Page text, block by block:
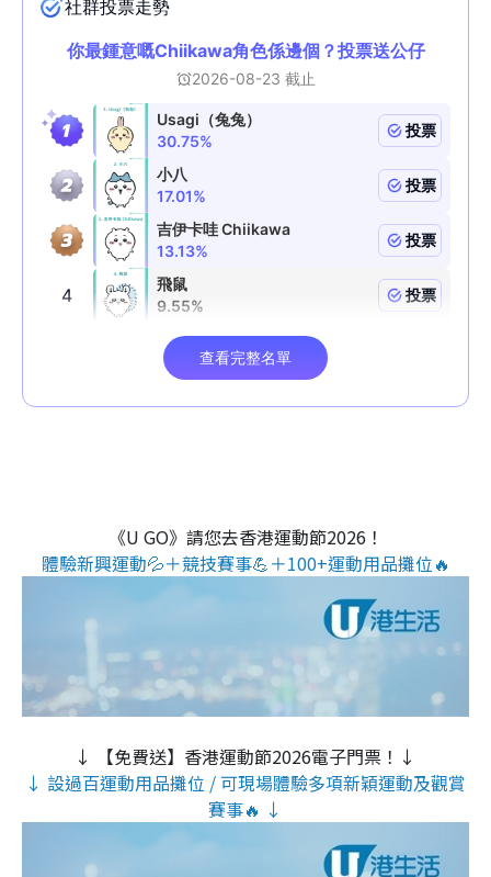
《U GO》請您去香港運動節2026！
體驗新興運動💦＋競技賽事💪＋100+運動用品攤位🔥
↓ 【免費送】香港運動節2026電子門票！↓
↓ 設過百運動用品攤位 / 可現場體驗多項新穎運動及觀賞
賽事🔥 ↓